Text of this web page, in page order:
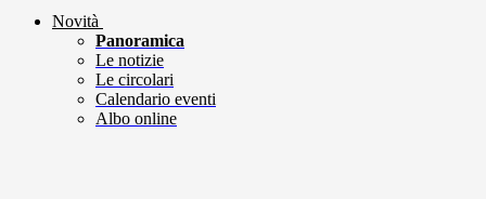
Novità
Panoramica
Le notizie
Le circolari
Calendario eventi
Albo online